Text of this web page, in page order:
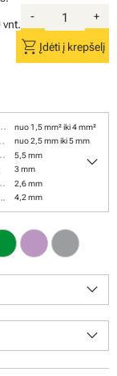
vnt.
- +
shopping_cart Įdėti į krepšelį
nuo 1,5 mm² iki 4 mm²
nuo 2,5 mm iki 5 mm
5,5 mm
3 mm
2,6 mm
4,2 mm
keyboard_arrow_down
keyboard_arrow_down
keyboard_arrow_down